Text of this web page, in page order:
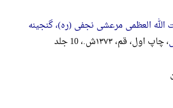
العظمی مرعشی نجفی (ره)، گنجینه
، چاپ اول، قم، ۱۳۷۳ش.، 10 جلد